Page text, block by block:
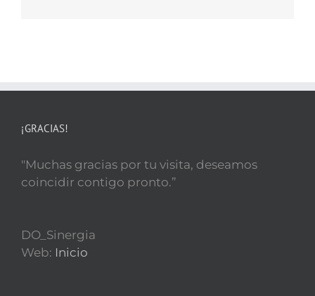
¡GRACIAS!
"Muchas gracias por tu visita, deseamos
coincidir contigo pronto.”
DO_Sinergia
Web: Inicio